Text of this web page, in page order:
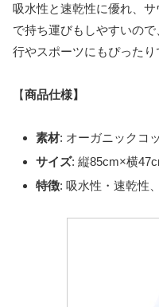
吸水性と速乾性に優れ、
で持ち運びもしやすいの
行やスポーツにもぴったり
【商品仕様】
素材: オーガニックコ
サイズ: 縦85cm×横
特徴: 吸水性・速乾性